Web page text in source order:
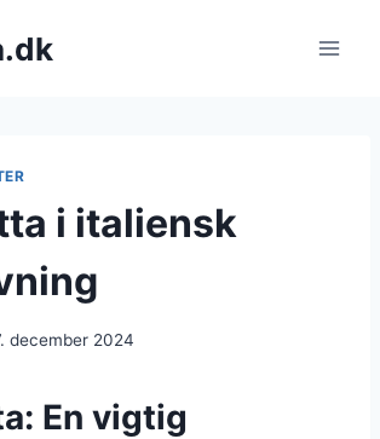
i italiensk
december 2024
En vigtig